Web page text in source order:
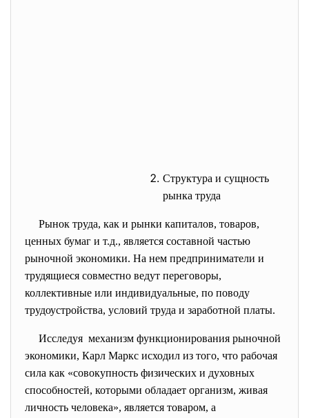
Структура и сущность
рынка труда
Рынок труда, как и рынки капиталов, товаров,
ценных бумаг и т.д., является составной частью
рыночной экономики. На нем предприниматели и
трудящиеся совместно ведут переговоры,
коллективные или индивидуальные, по поводу
трудоустройства, условий труда и заработной платы.
Исследуя механизм функционирования рыночной
экономики, Карл Маркс исходил из того, что рабочая
сила как «совокупность физических и духовных
способностей, которыми обладает организм, живая
личность человека», является товаром, а